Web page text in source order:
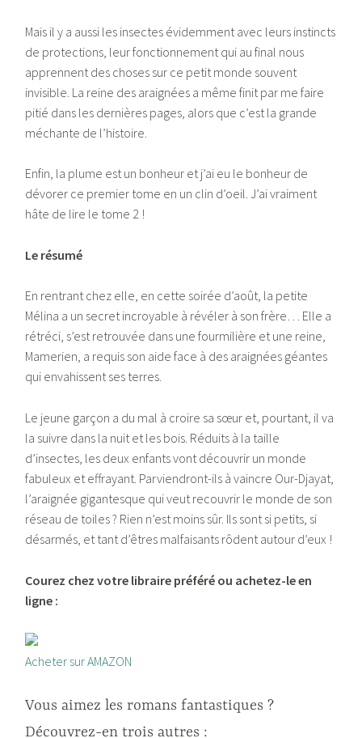
Mais il y a aussi les insectes évidemment avec leurs instincts
de protections, leur fonctionnement qui au final nous
apprennent des choses sur ce petit monde souvent
invisible. La reine des araignées a même finit par me faire
pitié dans les dernières pages, alors que c’est la grande
méchante de l’histoire.
Enfin, la plume est un bonheur et j’ai eu le bonheur de
dévorer ce premier tome en un clin d’oeil. J’ai vraiment
hâte de lire le tome 2 !
Le résumé
En rentrant chez elle, en cette soirée d’août, la petite
Mélina a un secret incroyable à révéler à son frère… Elle a
rétréci, s’est retrouvée dans une fourmilière et une reine,
Mamerien, a requis son aide face à des araignées géantes
qui envahissent ses terres.
Le jeune garçon a du mal à croire sa sœur et, pourtant, il va
la suivre dans la nuit et les bois. Réduits à la taille
d’insectes, les deux enfants vont découvrir un monde
fabuleux et effrayant. Parviendront-ils à vaincre Our-Djayat,
l’araignée gigantesque qui veut recouvrir le monde de son
réseau de toiles ? Rien n’est moins sûr. Ils sont si petits, si
désarmés, et tant d’êtres malfaisants rôdent autour d’eux !
Courez chez votre libraire préféré ou achetez-le en
ligne :
Acheter sur AMAZON
Vous aimez les romans fantastiques ?
Découvrez-en trois autres :